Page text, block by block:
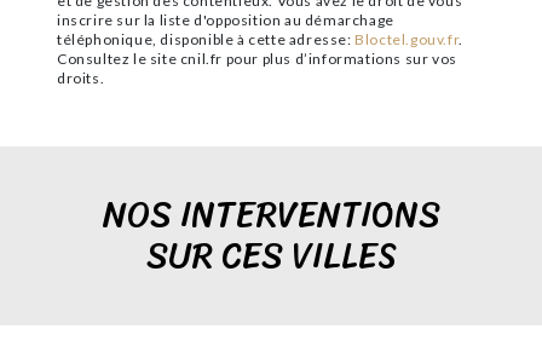
inscrire sur la liste d'opposition au démarchage
téléphonique, disponible à cette adresse: Bloctel.gouv.fr.
Consultez le site cnil.fr pour plus d’informations sur vos
droits.
NOS INTERVENTIONS
SUR CES VILLES